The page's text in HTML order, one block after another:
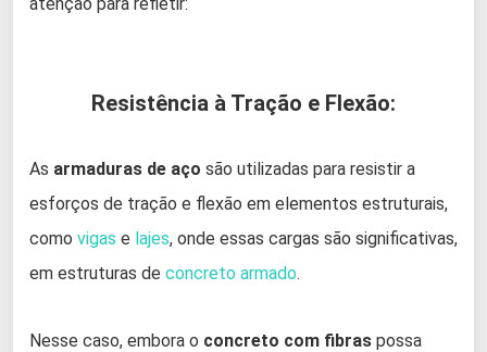
Resistência à Tração e Flexão:
As armaduras de aço são utilizadas para resistir a
esforços de tração e flexão em elementos estruturais,
como vigas e lajes, onde essas cargas são significativas,
em estruturas de concreto armado.
Nesse caso, embora o concreto com fibras possa